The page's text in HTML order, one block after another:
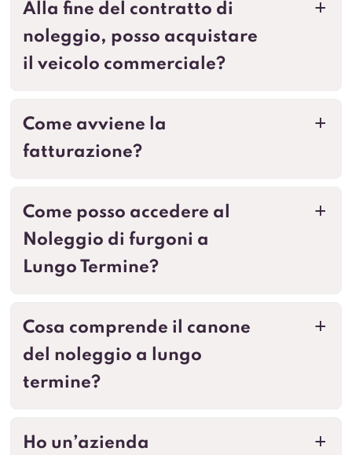
a
Alla fine del contratto di
noleggio, posso acquistare
il veicolo commerciale?
a
Come avviene la
fatturazione?
a
Come posso accedere al
Noleggio di furgoni a
Lungo Termine?
a
Cosa comprende il canone
del noleggio a lungo
termine?
a
Ho un’azienda